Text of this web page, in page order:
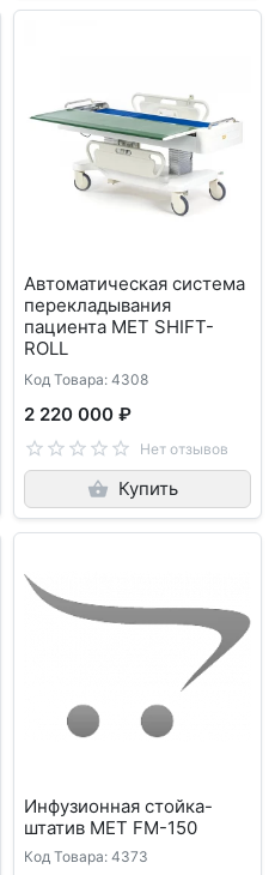
Автоматическая система
перекладывания
пациента MET SHIFT-
ROLL
Код Товара: 4308
2 220 000 ₽
Нет отзывов
Купить
Инфузионная стойка-
штатив МЕТ FM-150
Код Товара: 4373